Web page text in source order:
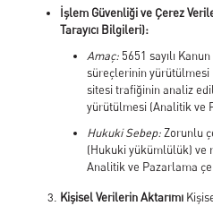
İşlem Güvenliği ve Çerez
Tarayıcı Bilgileri):
Amaç:5651 sayılı
süreçlerinin yürütülmesi
sitesi trafiğinin analiz
yürütülmesi (Analitik ve
Hukuki Sebep:Zorunlu
(Hukuki yükümlülük) ve
Analitik ve Pazarlama
Kişisel Verilerin Aktarımı